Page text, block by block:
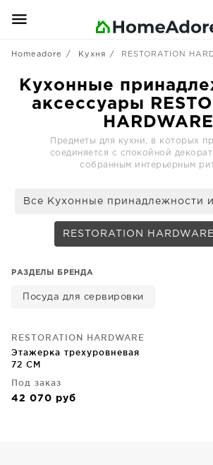
Homeadore Кухня RESTORATION
Кухонные
аксессуары
HARDWARE
Предметы для кухни, в которых
соединяется с спокойной
собранным интерьерным
Все Кухонные принадлежности
RESTORATION HARDWARE
РАЗДЕЛЫ БРЕНДА
Посуда для сервировки
RESTORATION HARDWARE
Этажерка трехуровневая
72 CM
Под заказ
42 070 руб